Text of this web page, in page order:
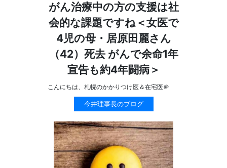
がん治療中の方の支援は社
会的な課題ですね＜女医で
4児の母・居原田麗さん
（42）死去 がんで余命1年
宣告も約4年闘病＞
こんにちは、札幌のかかりつけ医＆在宅医＠
今井理事長のブログ